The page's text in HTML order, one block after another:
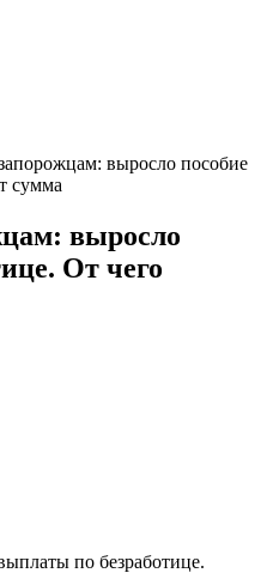
выросло пособие
сумма
выросло
От чего
по безработице.